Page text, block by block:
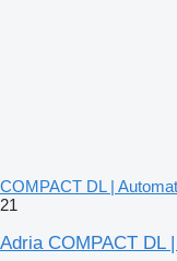
COMPACT DL |
21
Adria COMPACT DL